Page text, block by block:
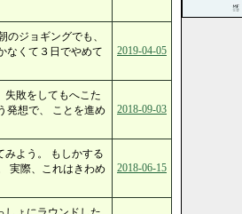
ジョギングでも、
なくて３日でやめて
2019-04-05
失敗をしてもへこた
発想で、 ことを進め
2018-09-03
みよう。 もしかする
実際、これはきわめ
2018-06-15